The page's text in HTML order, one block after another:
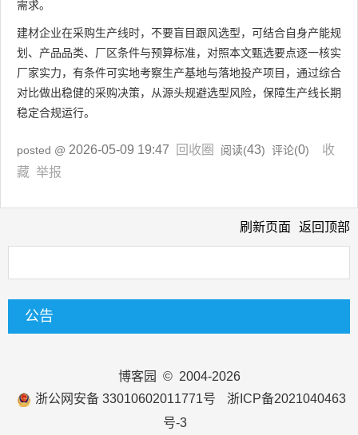
需求。
建材企业在采购生产线时，不要盲目跟风选型，可结合自身产能规
划、产品品类、厂区条件与预算标准，对照本文甄选要点逐一核实
厂家实力，有条件可实地考察生产基地与落地投产项目，通过综合
对比做出稳健的采购决策，从源头规避选型风险，保障生产线长期
稳定合规运行。
posted @ 2026-05-09 19:47 回收圈 阅读(43) 评论(0) 收
藏 举报
刷新页面 返回顶部
公告
博客园
© 2004-2026
浙公网安备 33010602011771号
浙ICP备2021040463
号-3